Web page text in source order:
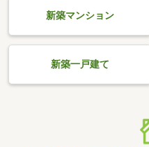
新築マンション
新築一戸建て